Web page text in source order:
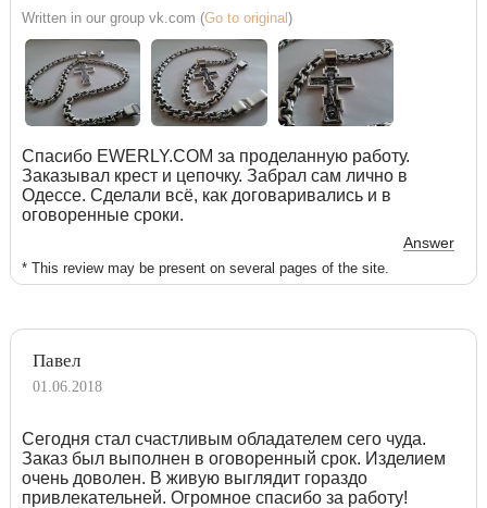
Written in our group vk.com (Go to original )
Спасибо EWERLY.COM за проделанную работу.
Заказывал крест и цепочку. Забрал сам лично в
Одессе. Сделали всё, как договаривались и в
оговоренные сроки.
Answer
* This review may be present on several pages of the site.
Павел
01.06.2018
Сегодня стал счастливым обладателем сего чуда.
Заказ был выполнен в оговоренный срок. Изделием
очень доволен. В живую выглядит гораздо
привлекательней. Огромное спасибо за работу!